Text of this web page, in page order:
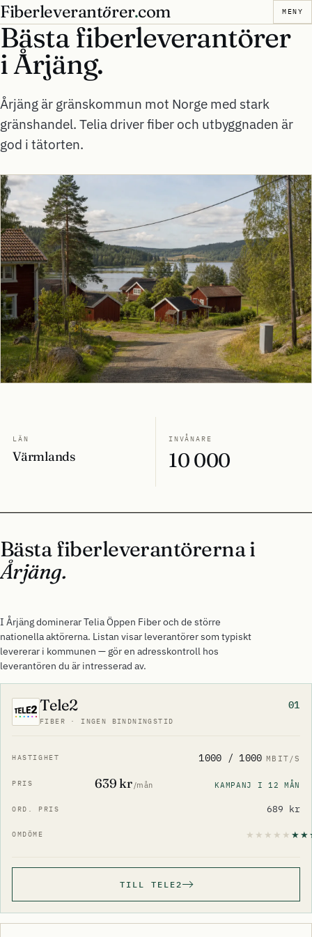
Fiberleverantörer.com MENY
Bästa fiberleverantörer
iÅrjäng.
Årjäng är gränskommun mot Norge med stark
gränshandel. Telia driver fiber och utbyggnaden är
god i tätorten.
LÄN
Värmlands
INVÅNARE
10 000
Bästa fiberleverantörerna i
Årjäng.
I Årjäng dominerar Telia Öppen Fiber och de större
nationella aktörerna. Listan visar leverantörer som typiskt
levererar i kommunen — gör en adresskontroll hos
leverantören du är intresserad av.
01
Tele2
FIBER · INGEN BINDNINGSTID
1000 / 1000 MBIT/S
639 kr/mån KAMPANJ I 12 MÅN
689 kr
TILL TELE2